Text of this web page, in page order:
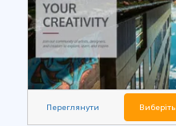
Переглянути Виберіть